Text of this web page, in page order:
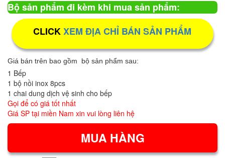
Bộ sản phẩm đi kèm khi mua sản phẩm:
CLICKXEM ĐỊA CHỈ BÁN SẢN PHẨM
Giá bán trên bao gồm bộ sản phẩm sau:
1 Bếp
1 bộ nồi inox 8pcs
1 chai dung dịch vệ sinh cho bếp
Gọi để có giá tốt nhất
Giá SP tại miền Nam xin vui lòng liên hệ